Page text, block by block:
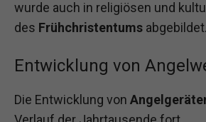
wurde auch in religiösen und
des Frühchristentums abgebildet.
Entwicklung von
Die Entwicklung von